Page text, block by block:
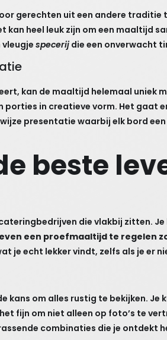
gerechten uit een andere traditie
kan heel leuk zijn om een maaltijd
vleugjespecerijdie een onverwacht
kan de maaltijd helemaal uniek
porties in creatieve vorm. Het
presentatie waarbij elk bord
beste
die vlakbij zitten.
een proefmaaltijd te regelen
je echt lekker vindt, zelfs als je er
kans om alles rustig te bekijken.
fijn om niet alleen op foto’s te
combinaties die je ontdekt